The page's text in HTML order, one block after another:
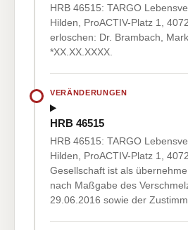
HRB 46515: TARGO
Hilden, ProACTIV-Platz 1,
erloschen: Dr. Brambach,
*XX.XX.XXXX.
VERÄNDERUNGEN
HRB 46515
HRB 46515: TARGO
Hilden, ProACTIV-Platz 1,
Gesellschaft ist als
nach Maßgabe des
29.06.2016 sowie der